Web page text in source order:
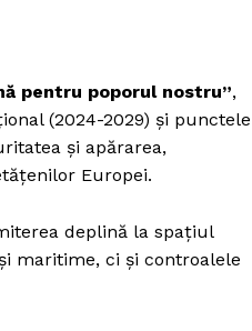
pentru poporul nostru”,
(2024-2029) și punctele
și apărarea,
Europei.
deplină la spațiul
maritime, ci și controalele